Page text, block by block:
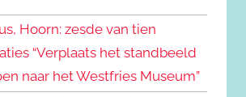
n
Hoorn: zesde van tien
“Verplaats het standbeeld
naar het Westfries Museum”